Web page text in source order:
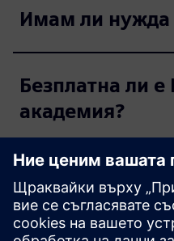
Имам ли нужда
Безплатна ли е
академия?
Какво ниво на
обхващат